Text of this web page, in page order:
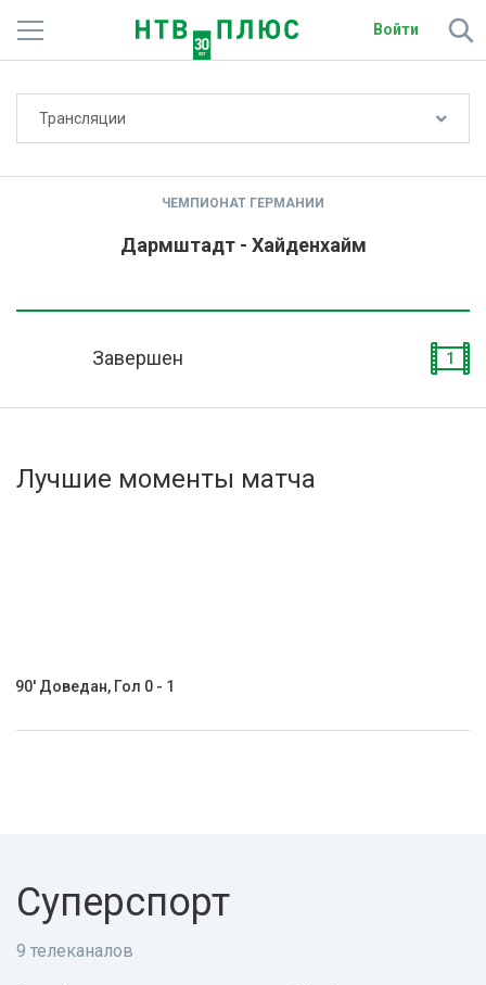
Войти
Активировать промокод
Трансляции
ЧЕМПИОНАТ ГЕРМАНИИ
Дармштадт - Хайденхайм
Завершен 1
Лучшие моменты матча
90' Доведан, Гол 0 - 1
Суперспорт
9 телеканалов